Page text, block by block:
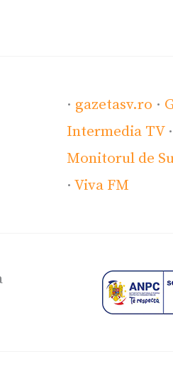
· gazetasv.ro ·
Intermedia TV·
Monitorul de
·Viva FM